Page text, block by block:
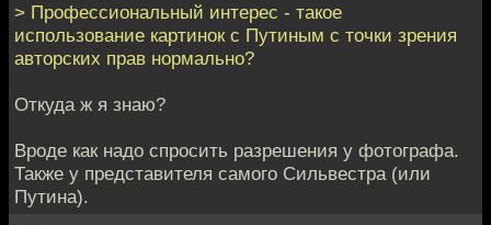
> Профессиональный интерес - такое
использование картинок с Путиным с точки зрения
авторских прав нормально?
Откуда ж я знаю?
Вроде как надо спросить разрешения у фотографа.
Также у представителя самого Сильвестра (или
Путина).